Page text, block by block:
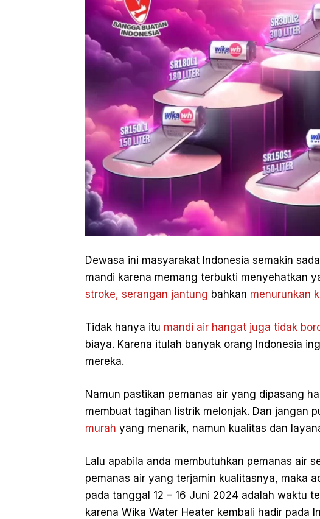
Dewasa ini masyarakat Indonesia semakin
mandi karena memang terbukti menyehatkan
stroke, serangan jantung bahkan menurunkan
Tidak hanya itu mandi air hangat juga tidak
biaya. Karena itulah banyak orang Indonesia
mereka.
Namun pastikan pemanas air yang dipasang
membuat tagihan listrik melonjak. Dan jangan
murah yang menarik, namun kualitas dan
Lalu apabila anda membutuhkan pemanas air
pemanas air yang terjamin kualitasnya, maka
pada tanggal 12 – 16 Juni 2024 adalah waktu
karena Wika Water Heater kembali hadir pada